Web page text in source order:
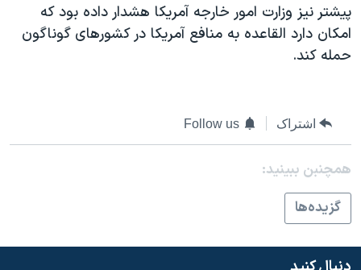
علم و فناوری
اسرائیل در جنگ
رمز مهسا
ورزش زنان در ایران
تریبونال مردمی آبان ۹۸
قانون شفافیت دارائی کادر رهبری ایران
زبانهای مختلف
پيشتر نيز وزارت امور خارجه آمريکا هشدار داده بود که
امکان دارد القاعده به منافع آمريکا در کشورهای گوناگون
حمله کند.
اشتراک Follow us
همچنبن ببینید:
گزيده‌ها